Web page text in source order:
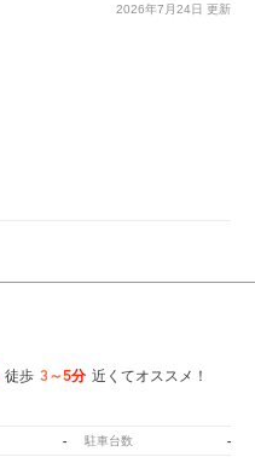
2026年7月24日 更新
徒歩 3～5分 近くてオススメ！
- 駐車台数 -